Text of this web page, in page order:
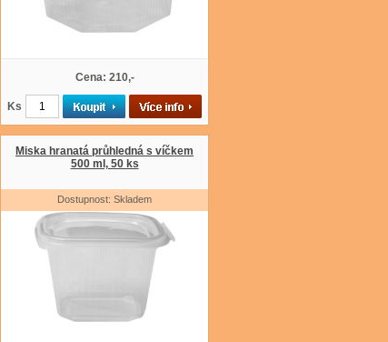
Cena: 210,-
Ks
Miska hranatá průhledná s víčkem
500 ml, 50 ks
Dostupnost: Skladem